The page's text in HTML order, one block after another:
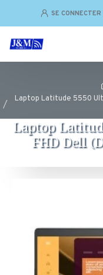
SE CONNECTER
Laptop Latitude 5550
Laptop
FHD Dell